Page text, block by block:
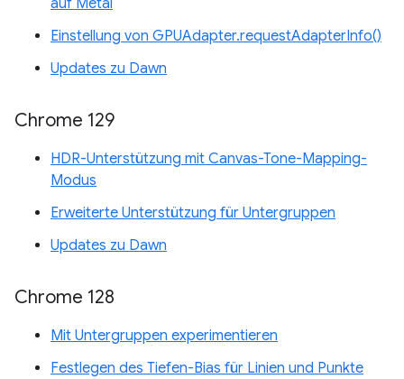
auf Metal
Einstellung von GPUAdapter.requestAdapterInfo()
Updates zu Dawn
Chrome 129
HDR-Unterstützung mit Canvas-Tone-Mapping-
Modus
Erweiterte Unterstützung für Untergruppen
Updates zu Dawn
Chrome 128
Mit Untergruppen experimentieren
Festlegen des Tiefen-Bias für Linien und Punkte